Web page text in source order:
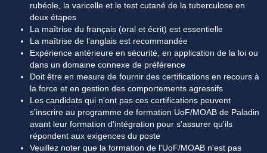
rubéole, la varicelle et le test cutané de la tuberculose en
deux étapes
La maîtrise du français (oral et écrit) est essentielle
La maîtrise de l’anglais est recommandée
Expérience antérieure en sécurité, en application de la loi ou
dans un domaine connexe de préférence
Doit être en mesure de fournir des certifications en recours à
la force et en gestion des comportements agressifs
Les candidats qui n'ont pas ces certifications peuvent
s'inscrire au programme de formation UoF/MOAB de Paladin
avant leur formation d'intégration pour s'assurer qu'ils
répondent aux exigences du poste
Veuillez noter que la formation de l'UoF/MOAB n'est pas